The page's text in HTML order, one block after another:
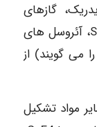
گازهای
فلوئوردار، فلوئور و سیلیسیم به فرمول SiF4، آئروسل های
می گویند) از
مواد تشکیل